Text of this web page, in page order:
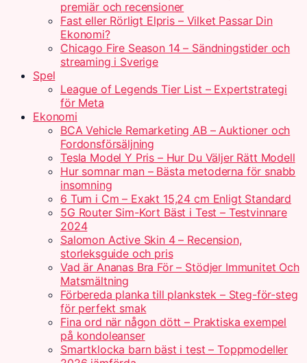
premiär och recensioner
Fast eller Rörligt Elpris – Vilket Passar Din
Ekonomi?
Chicago Fire Season 14 – Sändningstider och
streaming i Sverige
Spel
League of Legends Tier List – Expertstrategi
för Meta
Ekonomi
BCA Vehicle Remarketing AB – Auktioner och
Fordonsförsäljning
Tesla Model Y Pris – Hur Du Väljer Rätt Modell
Hur somnar man – Bästa metoderna för snabb
insomning
6 Tum i Cm – Exakt 15,24 cm Enligt Standard
5G Router Sim-Kort Bäst i Test – Testvinnare
2024
Salomon Active Skin 4 – Recension,
storleksguide och pris
Vad är Ananas Bra För – Stödjer Immunitet Och
Matsmältning
Förbereda planka till plankstek – Steg-för-steg
för perfekt smak
Fina ord när någon dött – Praktiska exempel
på kondoleanser
Smartklocka barn bäst i test – Toppmodeller